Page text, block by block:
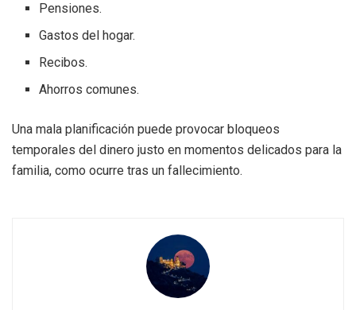
Pensiones.
Gastos del hogar.
Recibos.
Ahorros comunes.
Una mala planificación puede provocar bloqueos
temporales del dinero justo en momentos delicados para la
familia, como ocurre tras un fallecimiento.